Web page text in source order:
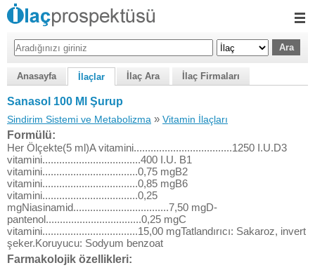
Anasayfa İlaçlar İlaç Ara İlaç Firmaları
Sanasol 100 Ml Şurup
Sindirim Sistemi ve Metabolizma » Vitamin İlaçları
Formülü:
Her Ölçekte(5 ml)A vitamini...................................1250 I.U.D3
vitamini...................................400 I.U. B1
vitamini..................................0,75 mgB2
vitamini..................................0,85 mgB6
vitamini..................................0,25
mgNiasinamid..................................7,50 mgD-
pantenol..................................0,25 mgC
vitamini..................................15,00 mgTatlandırıcı: Sakaroz, invert
şeker.Koruyucu: Sodyum benzoat
Farmakolojik özellikleri: